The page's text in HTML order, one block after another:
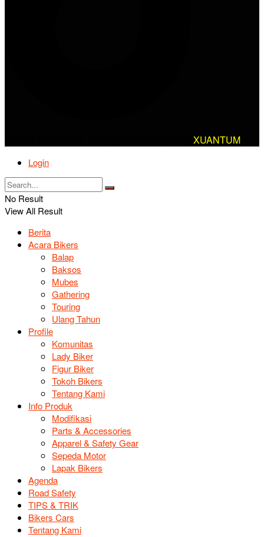
XUANTUM
Login
No Result
View All Result
Berita
Acara Bikers
Balap
Baksos
Mubes
Gathering
Touring
Ulang Tahun
Profile
Komunitas
Lady Biker
Figur Biker
Tokoh Bikers
Tentang Kami
Info Produk
Modifikasi
Parts & Accessories
Apparel & Safety Gear
Sepeda Motor
Lapak Bikers
Agenda
Road Safety
TIPS & TRIK
Bikers Cars
Tentang Kami